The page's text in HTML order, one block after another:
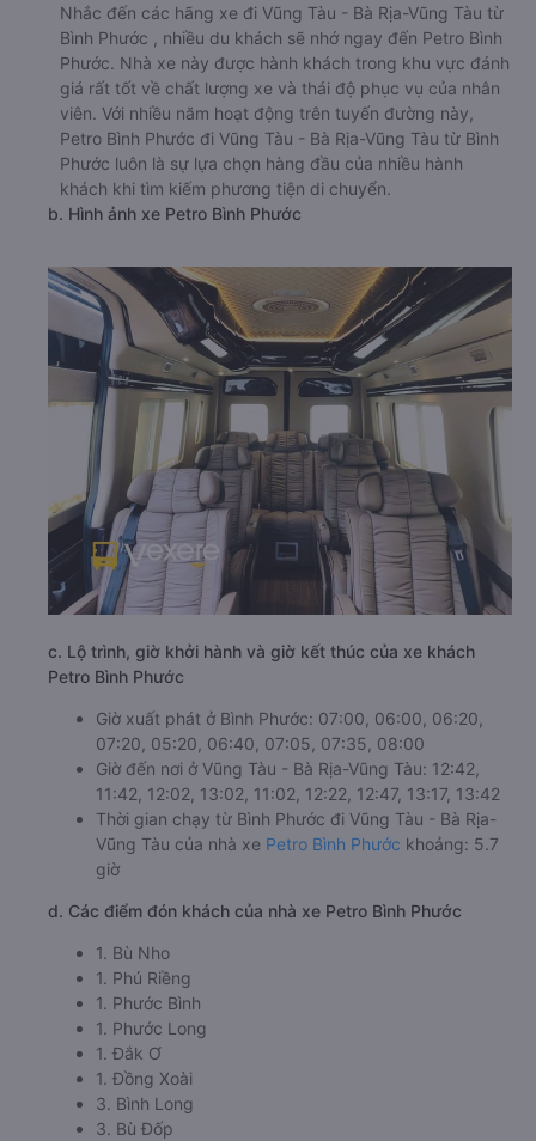
Nhắc đến các hãng xe đi Vũng Tàu - Bà Rịa-Vũng Tàu từ
Bình Phước , nhiều du khách sẽ nhớ ngay đến Petro Bình
Phước. Nhà xe này được hành khách trong khu vực đánh
giá rất tốt về chất lượng xe và thái độ phục vụ của nhân
viên. Với nhiều năm hoạt động trên tuyến đường này,
Petro Bình Phước đi Vũng Tàu - Bà Rịa-Vũng Tàu từ Bình
Phước luôn là sự lựa chọn hàng đầu của nhiều hành
khách khi tìm kiếm phương tiện di chuyển.
b. Hình ảnh xe Petro Bình Phước
c. Lộ trình, giờ khởi hành và giờ kết thúc của xe khách
Petro Bình Phước
Giờ xuất phát ở Bình Phước: 07:00, 06:00, 06:20,
07:20, 05:20, 06:40, 07:05, 07:35, 08:00
Giờ đến nơi ở Vũng Tàu - Bà Rịa-Vũng Tàu: 12:42,
11:42, 12:02, 13:02, 11:02, 12:22, 12:47, 13:17, 13:42
Thời gian chạy từ Bình Phước đi Vũng Tàu - Bà Rịa-
Vũng Tàu của nhà xe Petro Bình Phước khoảng: 5.7
giờ
d. Các điểm đón khách của nhà xe Petro Bình Phước
1. Bù Nho
1. Phú Riềng
1. Phước Bình
1. Phước Long
1. Đắk Ơ
1. Đồng Xoài
3. Bình Long
3. Bù Đốp